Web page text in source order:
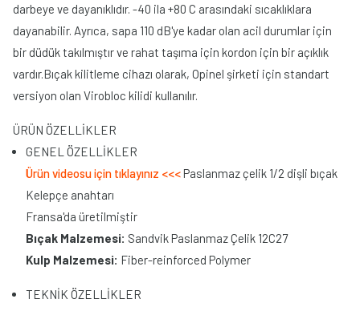
darbeye ve dayanıklıdır. -40 ila +80 C arasındaki sıcaklıklara
dayanabilir. Ayrıca, sapa 110 dB'ye kadar olan acil durumlar için
bir düdük takılmıştır ve rahat taşıma için kordon için bir açıklık
vardır.Bıçak kilitleme cihazı olarak, Opinel şirketi için standart
versiyon olan Virobloc kilidi kullanılır.
ÜRÜN ÖZELLİKLER
GENEL ÖZELLİKLER
Ürün videosu için tıklayınız <<<Paslanmaz çelik 1/2 dişli bıçak
Kelepçe anahtarı
Fransa'da üretilmiştir
Bıçak Malzemesi: Sandvik Paslanmaz Çelik 12C27
Kulp Malzemesi: Fiber-reinforced Polymer
TEKNİK ÖZELLİKLER